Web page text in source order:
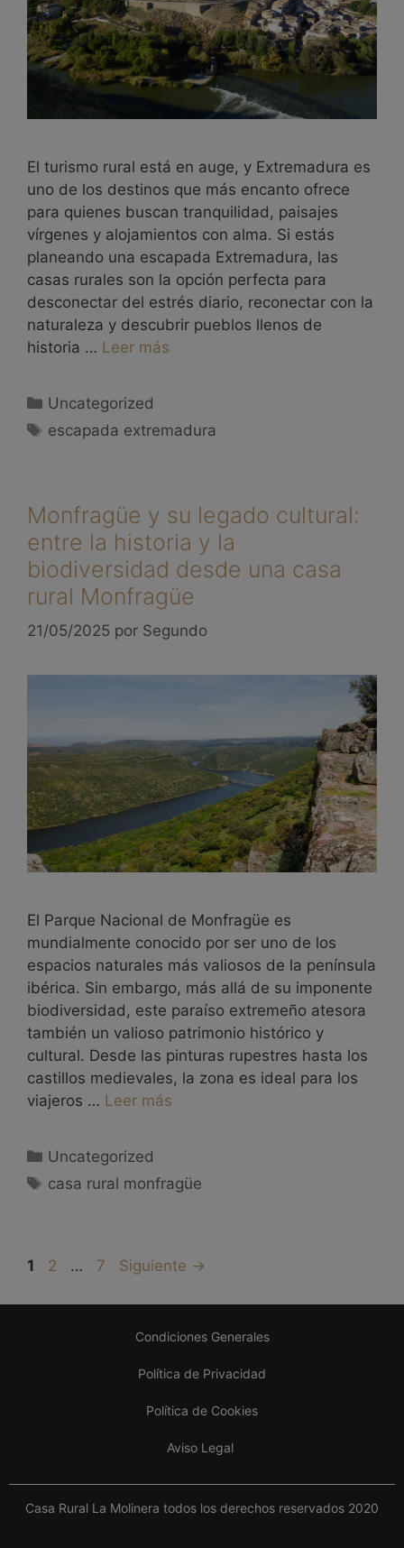
El turismo rural está en auge, y Extremadura es
uno de los destinos que más encanto ofrece
para quienes buscan tranquilidad, paisajes
vírgenes y alojamientos con alma. Si estás
planeando una escapada Extremadura, las
casas rurales son la opción perfecta para
desconectar del estrés diario, reconectar con la
naturaleza y descubrir pueblos llenos de
historia … Leer más
Uncategorized
escapada extremadura
Monfragüe y su legado cultural:
entre la historia y la
biodiversidad desde una casa
rural Monfragüe
21/05/2025 por Segundo
El Parque Nacional de Monfragüe es
mundialmente conocido por ser uno de los
espacios naturales más valiosos de la península
ibérica. Sin embargo, más allá de su imponente
biodiversidad, este paraíso extremeño atesora
también un valioso patrimonio histórico y
cultural. Desde las pinturas rupestres hasta los
castillos medievales, la zona es ideal para los
viajeros … Leer más
Uncategorized
casa rural monfragüe
1 2 … 7 Siguiente →
Condiciones Generales
Política de Privacidad
Política de Cookies
Aviso Legal
Casa Rural La Molinera todos los derechos reservados 2020